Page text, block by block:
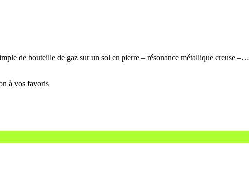
de bouteille de gaz sur un sol en pierre – résonance métallique creuse –…